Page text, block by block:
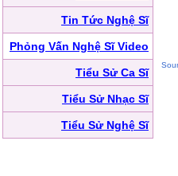
Tin Tức Nghệ Sĩ
Phỏng Vấn Nghệ Sĩ Video
Tiểu Sử Ca Sĩ
Tiểu Sử Nhạc Sĩ
Tiểu Sử Nghệ Sĩ